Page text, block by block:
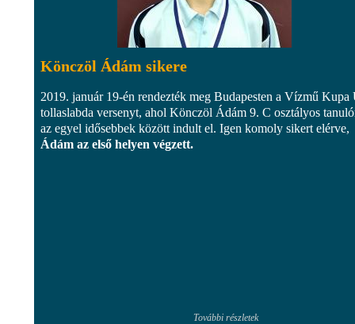
Könczöl Ádám sikere
2019. január 19-én rendezték meg Budapesten a Vízmű Kupa
tollaslabda versenyt, ahol Könczöl Ádám 9. C osztályos
az egyel idősebbek között indult el. Igen komoly sikert elérve,
Ádám az első helyen végzett.
További részletek